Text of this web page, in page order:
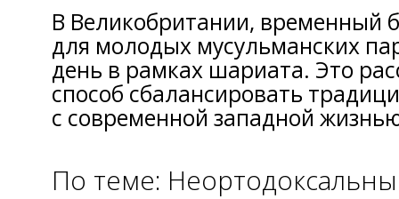
В Великобритании, временный
для молодых мусульманских
день в рамках шариата. Это
способ сбалансировать
с современной западной
По теме: